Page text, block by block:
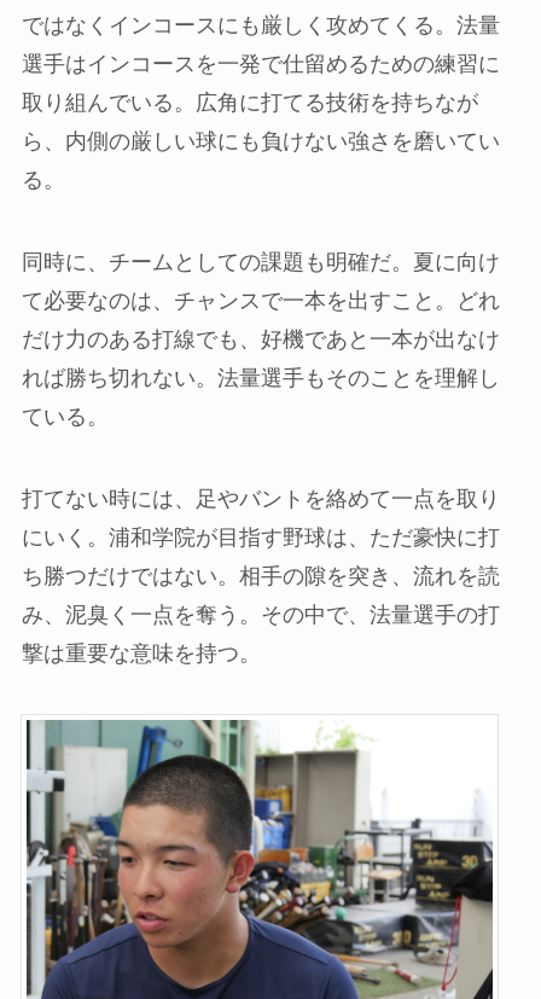
ではなくインコースにも厳しく攻めてくる。法量
選手はインコースを一発で仕留めるための練習に
取り組んでいる。広角に打てる技術を持ちなが
ら、内側の厳しい球にも負けない強さを磨いてい
る。
同時に、チームとしての課題も明確だ。夏に向け
て必要なのは、チャンスで一本を出すこと。どれ
だけ力のある打線でも、好機であと一本が出なけ
れば勝ち切れない。法量選手もそのことを理解し
ている。
打てない時には、足やバントを絡めて一点を取り
にいく。浦和学院が目指す野球は、ただ豪快に打
ち勝つだけではない。相手の隙を突き、流れを読
み、泥臭く一点を奪う。その中で、法量選手の打
撃は重要な意味を持つ。